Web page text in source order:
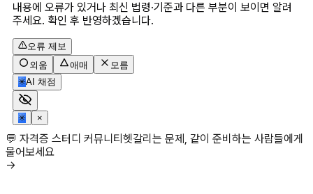
내용에 오류가 있거나 최신 법령·기준과 다른 부분이 보이면 알려
주세요. 확인 후 반영하겠습니다.
오류 제보
외움
애매
모름
✳AI 채점
✳ ×
💬 자격증 스터디 커뮤니티헷갈리는 문제, 같이 준비하는 사람들에게
물어보세요
→